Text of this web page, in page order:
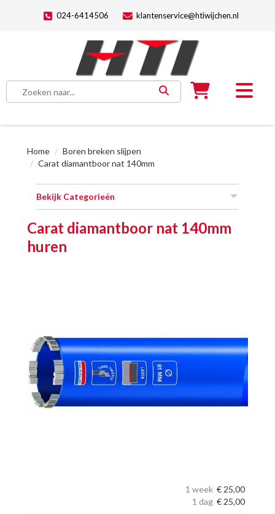
024-6414506 klantenservice@htiwijchen.nl
Home
Boren breken slijpen
Carat diamantboor nat 140mm
Bekijk Categorieën
Carat diamantboor nat 140mm
huren
1 dag € 25,00
1 week € 25,00